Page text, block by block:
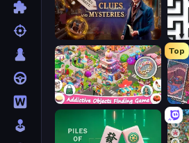
Hidden Object: Clues and Mysteries
Top
Scavenger Hunt - Hidden Items